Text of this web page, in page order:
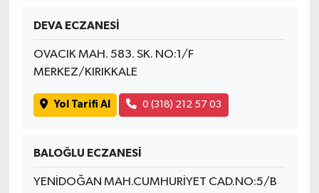
DEVA ECZANESİ
OVACIK MAH. 583. SK. NO:1/F
MERKEZ/KIRIKKALE
Yol Tarifi Al 0 (318) 212 57 03
BALOĞLU ECZANESİ
YENİDOĞAN MAH.CUMHURİYET CAD.NO:5/B